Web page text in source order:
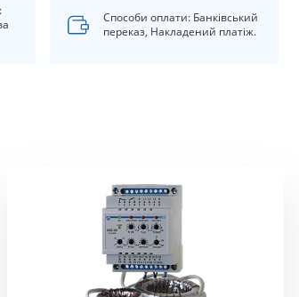
Способи оплати: Банківський
переказ, Накладений платіж.